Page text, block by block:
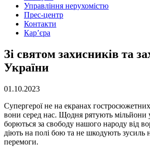
Управління нерухомістю
Прес-центр
Контакти
Кар’єра
Зі святом захисників та
України
01.10.2023
Супергерої не на екранах
вони серед нас. Щодня рятують мільйони
борються за свободу нашого народу від
діють на полі бою та не шкодують зусиль
перемоги.